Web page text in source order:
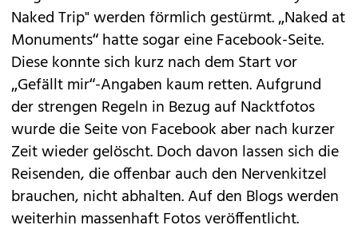
Naked Trip"werden förmlich gestürmt. „Naked at
Monuments“ hatte sogar eine Facebook-Seite.
Diese konnte sich kurz nach dem Start vor
„Gefällt mir“-Angaben kaum retten. Aufgrund
derstrengen Regeln in Bezug auf Nacktfotos
wurde die Seite von Facebook aber nach kurzer
Zeit wieder gelöscht. Doch davon lassen sich die
Reisenden, die offenbar auch den Nervenkitzel
brauchen, nicht abhalten. Auf den Blogs werden
weiterhin massenhaft Fotos veröffentlicht.